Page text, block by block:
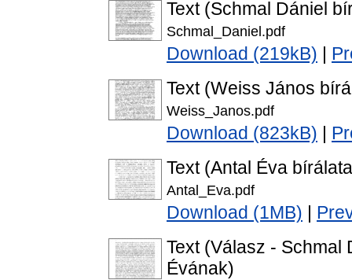
Text (Schmal Dániel
Schmal_Daniel.pdf
Download (219kB)
Text (Weiss János
Weiss_Janos.pdf
Download (823kB)
Text (Antal Éva
Antal_Eva.pdf
Download (1MB)
Text (Válasz - Schmal
Évának)